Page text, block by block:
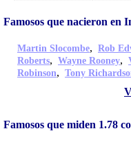
Famosos que nacieron
Martin Slocombe, Rob
Roberts, Wayne Rooney,
Robinson, Tony
Famosos que miden 1.78